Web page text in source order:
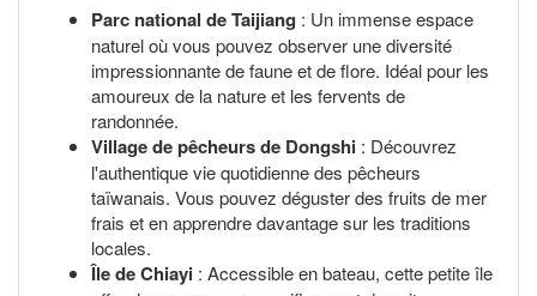
Parc national de Taijiang : Un immense espace
naturel où vous pouvez observer une diversité
impressionnante de faune et de flore. Idéal pour les
amoureux de la nature et les fervents de
randonnée.
Village de pêcheurs de Dongshi : Découvrez
l'authentique vie quotidienne des pêcheurs
taïwanais. Vous pouvez déguster des fruits de mer
frais et en apprendre davantage sur les traditions
locales.
Île de Chiayi : Accessible en bateau, cette petite île